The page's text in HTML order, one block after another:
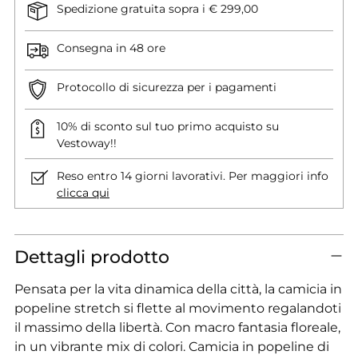
Spedizione gratuita sopra i € 299,00
Consegna in 48 ore
Protocollo di sicurezza per i pagamenti
10% di sconto sul tuo primo acquisto su
Vestoway!!
Reso entro 14 giorni lavorativi. Per maggiori info
clicca qui
Dettagli prodotto
Pensata per la vita dinamica della città, la camicia in
popeline stretch si flette al movimento regalandoti
il massimo della libertà. Con macro fantasia floreale,
in un vibrante mix di colori. Camicia in popeline di